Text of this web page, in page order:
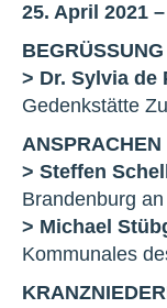
25. April 2021
BEGRÜSSUNG
> Dr. Sylvia de
Gedenkstätte
ANSPRACHEN
> Steffen
Brandenburg an
> Michael
Kommunales